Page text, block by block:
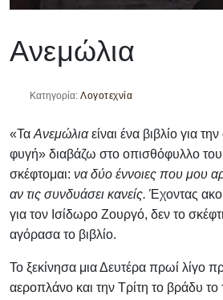
Ανεμώλια
Κατηγορία: Λογοτεχνία
«Τα Ανεμώλια είναι ένα βιβλίο για
φυγή» διαβάζω στο οπισθόφυλλο
σκέφτομαι: να δύο έννοιες που μου
αν τις συνδυάσει κανείς. Έχοντας
για τον Ισίδωρο Ζουργό, δεν το
αγόρασα το βιβλίο.
Το ξεκίνησα μια Δευτέρα πρωί λίγο
αεροπλάνο και την Τρίτη το βράδυ